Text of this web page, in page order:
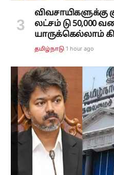
விவசாயிகளுக்கு
லட்சம் டு 50,000
யாருக்கெல்லாம்
தமிழ்நாடு 1 hour ago